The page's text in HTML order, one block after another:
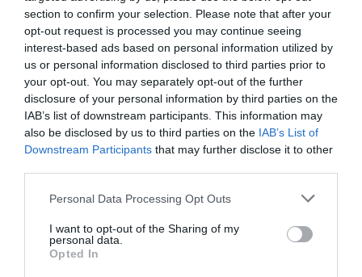
section to confirm your selection. Please note that after your
opt-out request is processed you may continue seeing
interest-based ads based on personal information utilized by
us or personal information disclosed to third parties prior to
your opt-out. You may separately opt-out of the further
disclosure of your personal information by third parties on the
IAB’s list of downstream participants. This information may
also be disclosed by us to third parties on the IAB’s List of
Downstream Participants that may further disclose it to other
Personal Data Processing Opt Outs
I want to opt-out of the Sharing of my
personal data.
Opted In